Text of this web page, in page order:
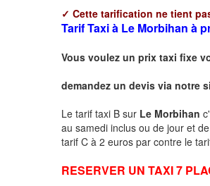
✓ Cette tarification ne tient
Tarif Taxi à Le Morbihan à
Vous voulez un prix taxi fixe
demandez un devis via notre
Le tarif taxi B sur Le Morbihan
au samedi inclus ou de jour et
tarif C à 2 euros par contre le
RESERVER UN TAXI 7